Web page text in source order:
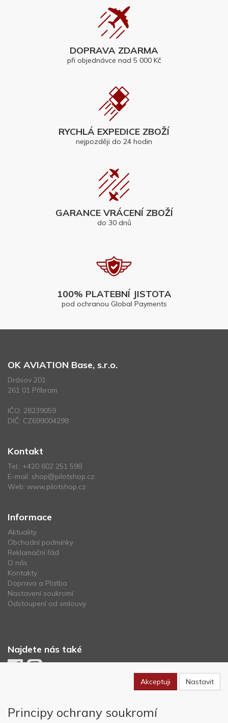
DOPRAVA ZDARMA
při objednávce nad 5 000 Kč
RYCHLÁ EXPEDICE ZBOŽÍ
nejpozději do 24 hodin
GARANCE VRÁCENÍ ZBOŽÍ
do 30 dnů
100% PLATEBNÍ JISTOTA
pod ochranou Global Payments
OK AVIATION Base, s.r.o.
Drásov 201
261 01 Příbram
IČO: 28239059
DIČ: CZ699004298
Kontakt
Tel.: +420 602 251 598
E-mail: shop@pilotshop.cz
Web: www.pilotshop.cz
Informace
Aktuality
Obchodní podmínky
Reklamační řád
O nás
Kontakty
Doprava a Platba
Nastavení soukromí
Odstoupení od smlouvy
Najdete nás také
Akceptuji Nastavit
Principy ochrany soukromí